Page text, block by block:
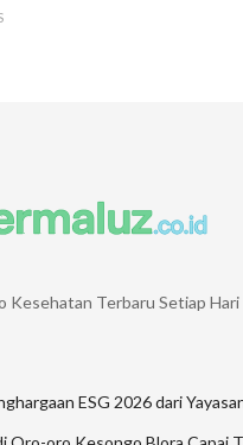
Kesehatan Terbaru Setiap Hari
ESG 2026 dari